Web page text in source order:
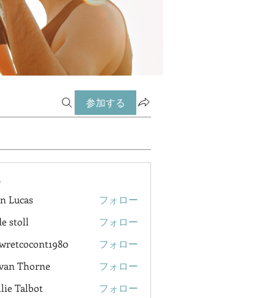
参加する
Lucas
フォロー
stoll
フォロー
フォロー
Thorne
フォロー
Talbot
フォロー